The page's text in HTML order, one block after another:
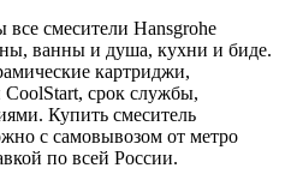
все смесители Hansgrohe
ванны и душа, кухни и биде.
картриджи,
CoolStart, срок службы,
Купить смеситель
с самовывозом от метро
по всей России.